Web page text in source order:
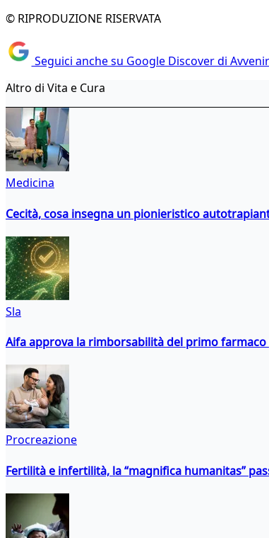
© RIPRODUZIONE RISERVATA
Seguici anche su Google Discover di
Altro di Vita e Cura
Medicina
Cecità, cosa insegna un pionieristico
Sla
Aifa approva la rimborsabilità del primo
Procreazione
Fertilità e infertilità, la “magnifica humanitas”